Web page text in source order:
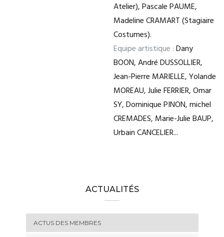
Atelier), Pascale PAUME,
Madeline CRAMART (Stagiaire
Costumes).
Equipe artistique :Dany
BOON, André DUSSOLLIER,
Jean-Pierre MARIELLE, Yolande
MOREAU, Julie FERRIER, Omar
SY, Dominique PINON, michel
CREMADES, Marie-Julie BAUP,
Urbain CANCELIER...
ACTUALITÉS
ACTUS DES MEMBRES